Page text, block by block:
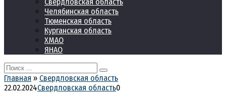
Челябинская область
Тюменская область
Курганская область
ХМАО
ЯНАО
Search
for:
Главная » Свердловская область
22.02.2024Свердловская область0